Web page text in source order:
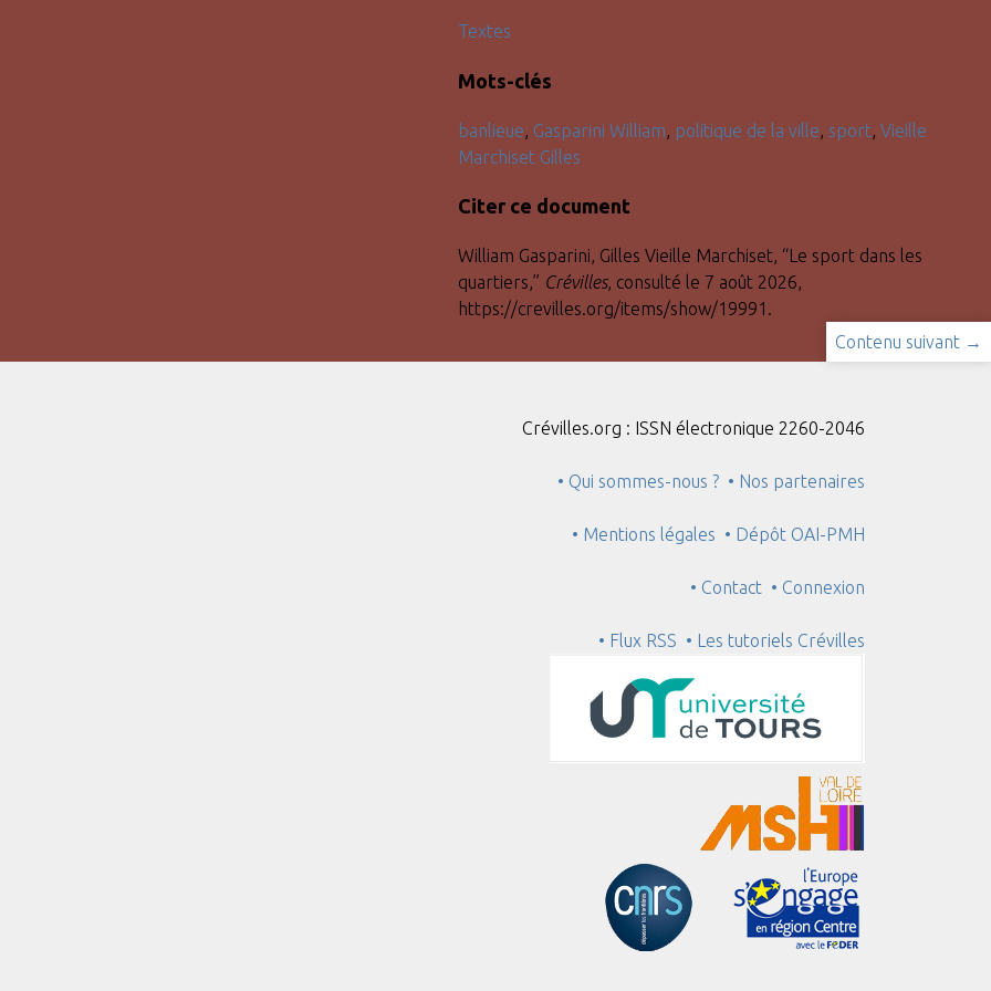
Textes
Mots-clés
banlieue Gasparini William politique de la ville sport, Vieille
Marchiset Gilles
Citer ce document
William Gasparini, Gilles Vieille Marchiset, “Le sport dans les
quartiers,” Crévilles, consulté le 7 août 2026,
https://crevilles.org/items/show/19991 .
Contenu suivant →
Crévilles.org : ISSN électronique 2260-2046
• Qui sommes-nous ? • Nos partenaires
• Mentions légales • Dépôt OAI-PMH
• Contact • Connexion
• Flux RSS • Les tutoriels Crévilles